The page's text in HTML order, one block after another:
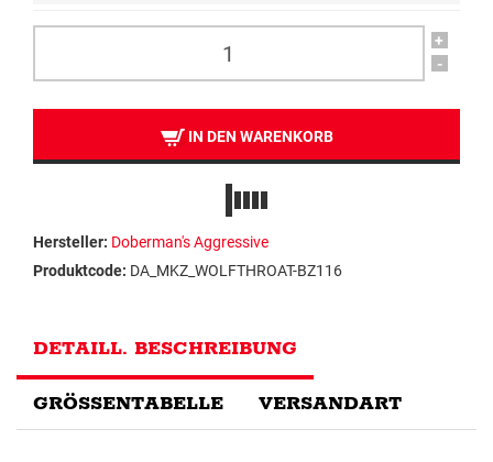
+
-
IN DEN WARENKORB
Hersteller: Doberman's Aggressive
Produktcode: DA_MKZ_WOLFTHROAT-BZ116
DETAILL. BESCHREIBUNG
GRÖSSENTABELLE VERSANDART